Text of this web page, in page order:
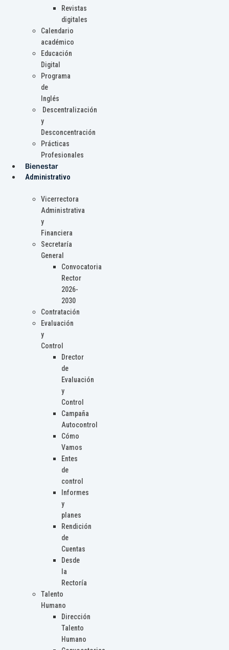
Revistas
digitales
Calendario
académico
Educación
Digital
Programa
de
Inglés
Descentralización
y
Desconcentración
Prácticas
Profesionales
Bienestar
Administrativo
Vicerrectora
Administrativa
y
Financiera
Secretaría
General
Convocatoria
Rector
2026-
2030
Contratación
Evaluación
y
Control
Drector
de
Evaluación
y
Control
Campaña
Autocontrol
Cómo
Vamos
Entes
de
control
Informes
y
planes
Rendición
de
Cuentas
Desde
la
Rectoría
Talento
Humano
Dirección
Talento
Humano